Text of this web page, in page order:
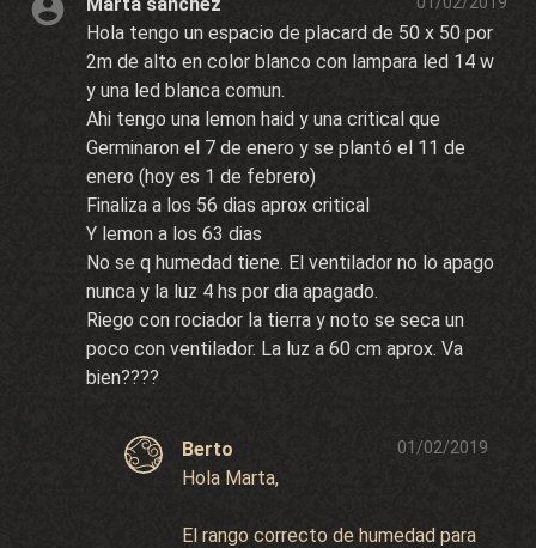
Hola tengo un espacio de placard de 50 x 50 por
2m de alto en color blanco con lampara led 14 w
y una led blanca comun.
Ahi tengo una lemon haid y una critical que
Germinaron el 7 de enero y se plantó el 11 de
enero (hoy es 1 de febrero)
Finaliza a los 56 dias aprox critical
Y lemon a los 63 dias
No se q humedad tiene. El ventilador no lo apago
nunca y la luz 4 hs por dia apagado.
Riego con rociador la tierra y noto se seca un
poco con ventilador. La luz a 60 cm aprox. Va
bien????
Berto 01/02/2019
Hola Marta,
El rango correcto de humedad para